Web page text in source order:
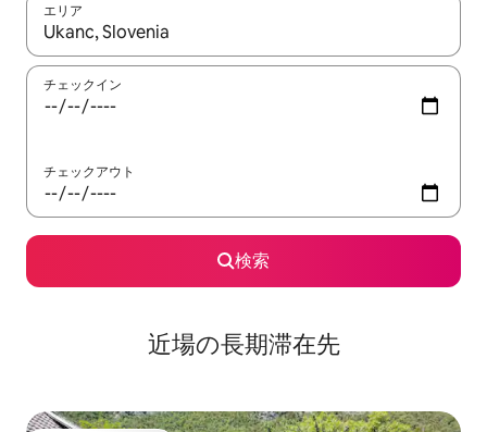
エリア
検索結果が表示されたら、上下の矢印キーを使って移動するか
チェックイン
チェックアウト
検索
近場の長期滞在先